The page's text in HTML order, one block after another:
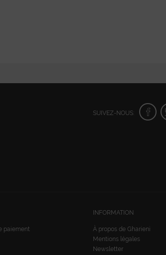
SUIVEZ-NOUS:
paiement
INFORMATION
À propos de Gharieni
Mentions légales
Newsletter